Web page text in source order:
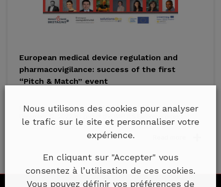
European medical device regulation and
pharmacovigilance: success of the first
“Pitch & Match” event
Biotech Santé Bretagne organized a "Pitch & Match" day on
Nous utilisons des cookies pour analyser
le trafic sur le site et personnaliser votre
expérience.
En cliquant sur "Accepter" vous
consentez à l’utilisation de ces cookies.
Vous pouvez définir vos préférences de